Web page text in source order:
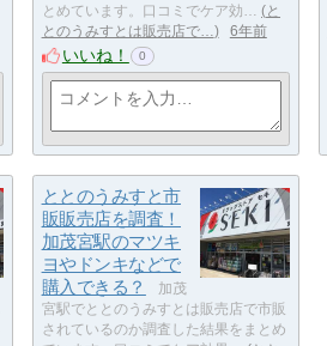
とめています。口コミでケア効…
と
とのうみすとは販売店で…
6年前
いいね！ 0
ととのうみすと市
販販売店を調査！
加茂宮駅のマツキ
ヨやドンキなどで
購入できる？
加茂
宮駅でととのうみすとは販売店で市販
されているのか調査した結果をまとめ